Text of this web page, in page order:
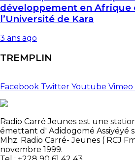
développement en Afrique
l’Université de Kara
3 ans ago
TREMPLIN
Facebook Twitter Youtube Vimeo
Radio Carré Jeunes est une
émettant d' Adidogomé Assiyéyé
Mhz. Radio Carré- Jeunes ( RCJ
novembre 1999.